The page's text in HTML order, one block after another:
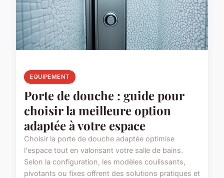
EQUIPEMENT
Porte de douche : guide pour
choisir la meilleure option
adaptée à votre espace
Choisir la porte de douche adaptée optimise
l'espace tout en valorisant votre salle de bains.
Selon la configuration, les modèles coulissants,
pivotants ou fixes offrent des solutions pratiques et